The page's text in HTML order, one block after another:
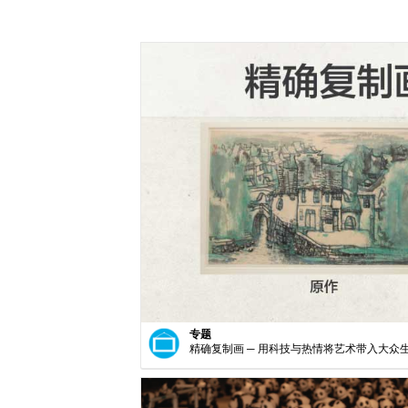
专题
精确复制画 ─ 用科技与热情将艺术带入大众